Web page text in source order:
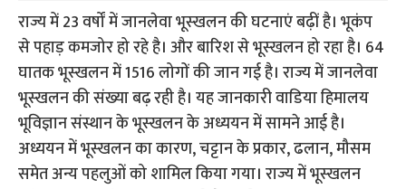
राज्य में 23 वर्षों में जानलेवा भूस्खलन की घटनाएं बढ़ीं है। भूकंप
से पहाड़ कमजोर हो रहे है। और बारिश से भूस्खलन हो रहा है। 64
घातक भूस्खलन में 1516 लोगों की जान गई है। राज्य में जानलेवा
भूस्खलन की संख्या बढ़ रही है। यह जानकारी वाडिया हिमालय
भूविज्ञान संस्थान के भूस्खलन के अध्ययन में सामने आई है।
अध्ययन में भूस्खलन का कारण, चट्टान के प्रकार, ढलान, मौसम
समेत अन्य पहलुओं को शामिल किया गया। राज्य में भूस्खलन